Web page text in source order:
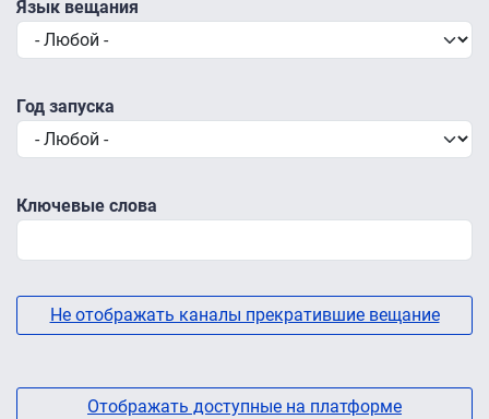
Язык вещания
Год запуска
Ключевые слова
Не отображать каналы прекратившие вещание
Отображать доступные на платформе